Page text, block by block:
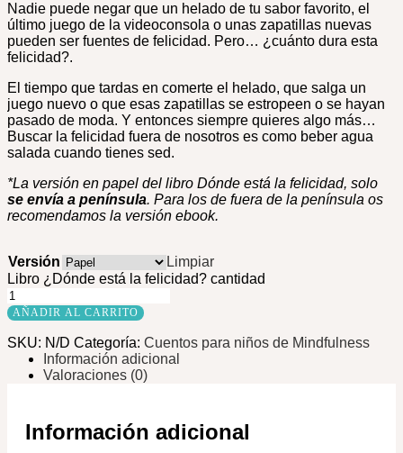
Nadie puede negar que un helado de tu sabor favorito, el
último juego de la videoconsola o unas zapatillas nuevas
pueden ser fuentes de felicidad. Pero… ¿cuánto dura esta
felicidad?.
El tiempo que tardas en comerte el helado, que salga un
juego nuevo o que esas zapatillas se estropeen o se hayan
pasado de moda. Y entonces siempre quieres algo más…
Buscar la felicidad fuera de nosotros es como beber agua
salada cuando tienes sed.
*La versión en papel del libro Dónde está la felicidad, solo
se envía a península. Para los de fuera de la península os
recomendamos la versión ebook.
Versión
Limpiar
Libro ¿Dónde está la felicidad? cantidad
AÑADIR AL CARRITO
SKU: N/D Categoría: Cuentos para niños de Mindfulness
Información adicional
Valoraciones (0)
Información adicional